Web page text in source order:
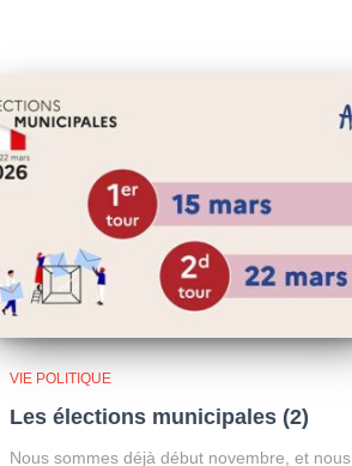
VIE POLITIQUE
Les élections municipales (2)
Nous sommes déjà début novembre, et nous